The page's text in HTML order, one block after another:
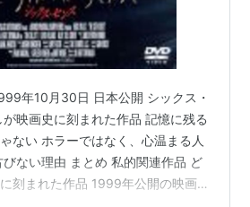
年10月30日 日本公開 シックス・
映画史に刻まれた作品 記憶に残る
ない ホラーではなく、心温まる人
ない理由 まとめ 私的関連作品 ど
刻まれた作品 1999年公開の映画